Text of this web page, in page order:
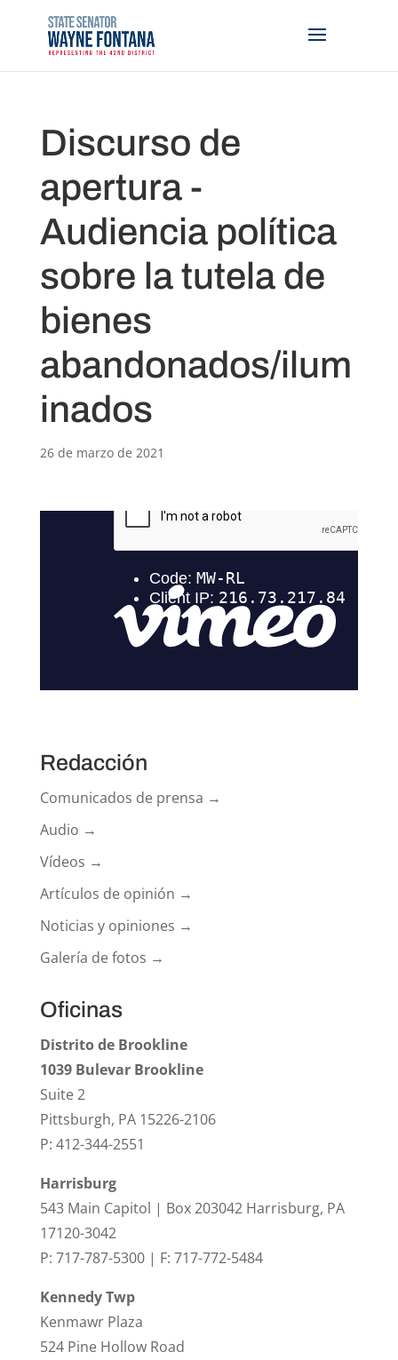
Discurso de
apertura -
Audiencia política
sobre la tutela de
bienes
abandonados/ilum
inados
26 de marzo de 2021
Redacción
Comunicados de prensa →
Audio →
Vídeos →
Artículos de opinión →
Noticias y opiniones →
Galería de fotos →
Oficinas
Distrito de Brookline
1039 Bulevar Brookline
Suite 2
Pittsburgh, PA 15226-2106
P: 412-344-2551
Harrisburg
543 Main Capitol | Box 203042 Harrisburg, PA
17120-3042
P: 717-787-5300 | F: 717-772-5484
Kennedy Twp
Kenmawr Plaza
524 Pine Hollow Road